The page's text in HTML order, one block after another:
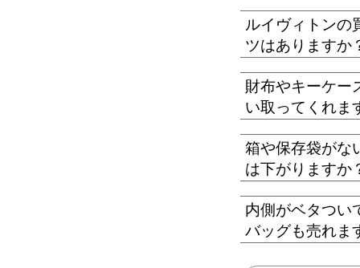
ルイヴィトンの
ツはありますか
財布やキーケー
い取ってくれま
箱や保存袋がな
は下がりますか
内側がベタつい
バッグも売れま